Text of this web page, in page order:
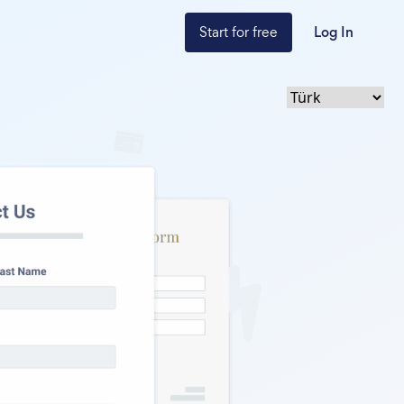
Start for free Log In